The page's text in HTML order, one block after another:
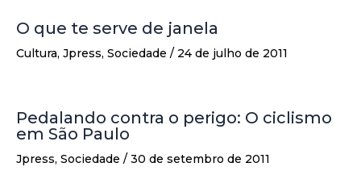
O que te serve de janela
Cultura, Jpress, Sociedade / 24 de julho de 2011
Pedalando contra o perigo: O ciclismo
em São Paulo
Jpress, Sociedade / 30 de setembro de 2011